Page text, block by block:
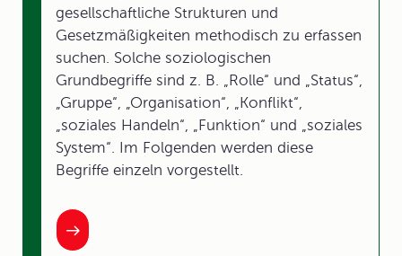
gesellschaftliche Strukturen und
Gesetzmäßigkeiten methodisch zu erfassen
suchen. Solche soziologischen
Grundbegriffe sind z. B. „Rolle“ und „Status“,
„Gruppe“, „Organisation“, „Konflikt“,
„soziales Handeln“, „Funktion“ und „soziales
System“. Im Folgenden werden diese
Begriffe einzeln vorgestellt.